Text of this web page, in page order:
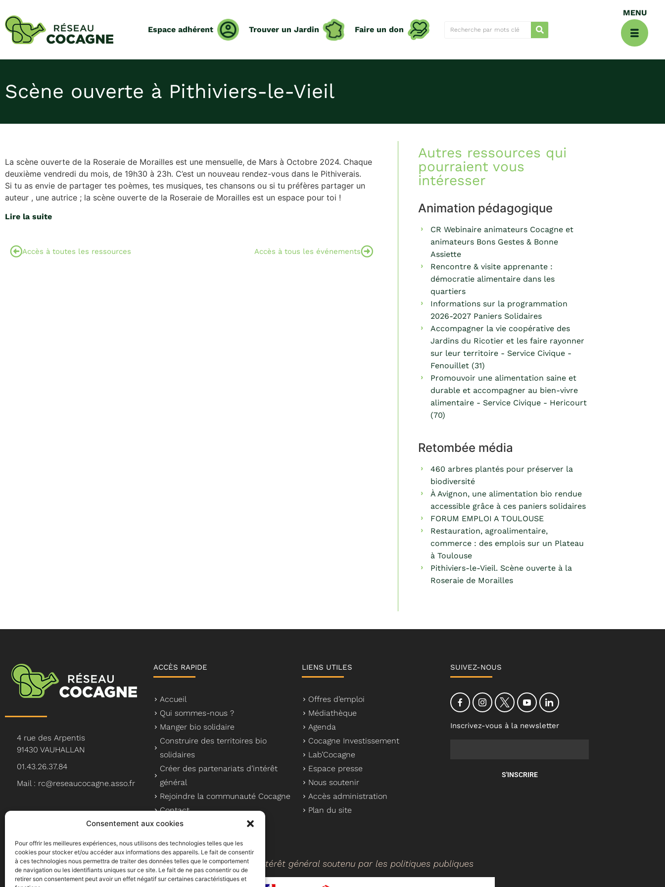
Consentement aux cookies
Pour offrir les meilleures expériences, nous utilisons des technologies telles que les
cookies pour stocker et/ou accéder aux informations des appareils. Le fait de consentir
à ces technologies nous permettra de traiter des données telles que le comportement
de navigation ou les identifiants uniques sur ce site. Le fait de ne pas consentir ou de
retirer son consentement peut avoir un effet négatif sur certaines caractéristiques et
Espace adhérent Trouver un Jardin Faire un don
Scène ouverte à Pithiviers-le-Vieil
La scène ouverte de la Roseraie de Morailles est une mensuelle, de Mars à Octobre 2024. Chaque
deuxième vendredi du mois, de 19h30 à 23h. C’est un nouveau rendez-vous dans le Pithiverais.
Si tu as envie de partager tes poèmes, tes musiques, tes chansons ou si tu préfères partager un
auteur , une autrice ; la scène ouverte de la Roseraie de Morailles est un espace pour toi !
Lire la suite
Accès à toutes les ressources Accès à tous les événements
Autres ressources qui
pourraient vous
intéresser
Animation pédagogique
CR Webinaire animateurs Cocagne et
animateurs Bons Gestes & Bonne
Assiette
Rencontre & visite apprenante :
démocratie alimentaire dans les
quartiers
Informations sur la programmation
2026-2027 Paniers Solidaires
Accompagner la vie coopérative des
Jardins du Ricotier et les faire rayonner
sur leur territoire - Service Civique -
Fenouillet (31)
Promouvoir une alimentation saine et
durable et accompagner au bien-vivre
alimentaire - Service Civique - Hericourt
(70)
Retombée média
460 arbres plantés pour préserver la
biodiversité
À Avignon, une alimentation bio rendue
accessible grâce à ces paniers solidaires
FORUM EMPLOI A TOULOUSE
Restauration, agroalimentaire,
commerce : des emplois sur un Plateau
à Toulouse
Pithiviers-le-Vieil. Scène ouverte à la
Roseraie de Morailles
4 rue des Arpentis
91430 VAUHALLAN
01.43.26.37.84
Mail : rc@reseaucocagne.asso.fr
ACCÈS RAPIDE
Accueil
Qui sommes-nous ?
Manger bio solidaire
Construire des territoires bio
solidaires
Créer des partenariats d’intérêt
général
Rejoindre la communauté Cocagne
Contact
LIENS UTILES
Offres d’emploi
Médiathèque
Agenda
Cocagne Investissement
Lab’Cocagne
Espace presse
Nous soutenir
Accès administration
Plan du site
SUIVEZ-NOUS
Inscrivez-vous à la newsletter
S'INSCRIRE
Le Réseau Cocagne, un acteur d’intérêt général soutenu par les politiques publiques